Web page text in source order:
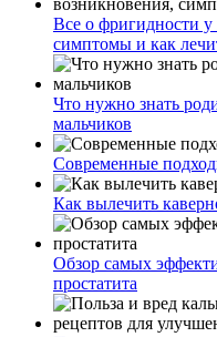
Все о фригидности
симптомы и как
Что нужно знать
мальчиков
Современные
Как вылечить
Обзор самых
простатита